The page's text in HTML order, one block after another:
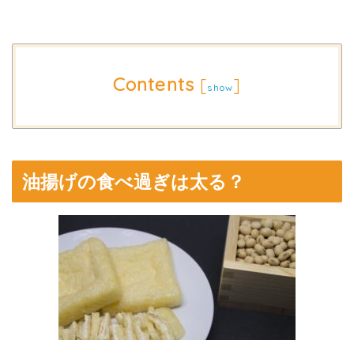
Contents [show]
油揚げの食べ過ぎは太る？